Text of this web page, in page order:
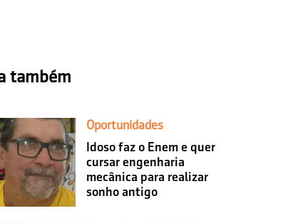
também
Oportunidades
Idoso faz o Enem e quer
cursar engenharia
mecânica para realizar
sonho antigo